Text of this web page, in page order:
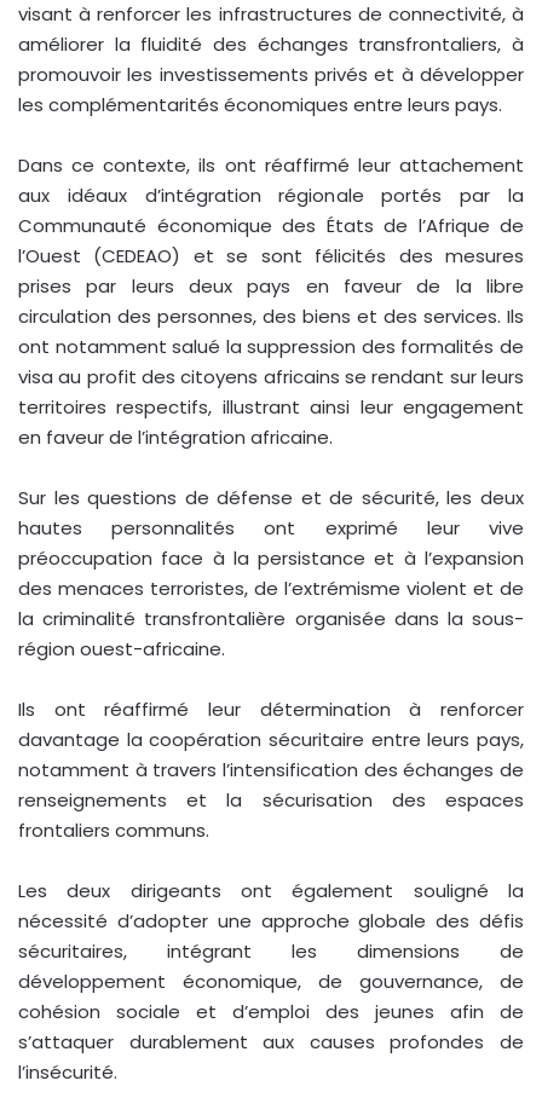
visant à renforcer les infrastructures de connectivité, à
améliorer la fluidité des échanges transfrontaliers, à
promouvoir les investissements privés et à développer
les complémentarités économiques entre leurs pays.
Dans ce contexte, ils ont réaffirmé leur attachement
aux idéaux d’intégration régionale portés par la
Communauté économique des États de l’Afrique de
l’Ouest (CEDEAO) et se sont félicités des mesures
prises par leurs deux pays en faveur de la libre
circulation des personnes, des biens et des services. Ils
ont notamment salué la suppression des formalités de
visa au profit des citoyens africains se rendant sur leurs
territoires respectifs, illustrant ainsi leur engagement
en faveur de l’intégration africaine.
Sur les questions de défense et de sécurité, les deux
hautes personnalités ont exprimé leur vive
préoccupation face à la persistance et à l’expansion
des menaces terroristes, de l’extrémisme violent et de
la criminalité transfrontalière organisée dans la sous-
région ouest-africaine.
Ils ont réaffirmé leur détermination à renforcer
davantage la coopération sécuritaire entre leurs pays,
notamment à travers l’intensification des échanges de
renseignements et la sécurisation des espaces
frontaliers communs.
Les deux dirigeants ont également souligné la
nécessité d’adopter une approche globale des défis
sécuritaires, intégrant les dimensions de
développement économique, de gouvernance, de
cohésion sociale et d’emploi des jeunes afin de
s’attaquer durablement aux causes profondes de
l’insécurité.